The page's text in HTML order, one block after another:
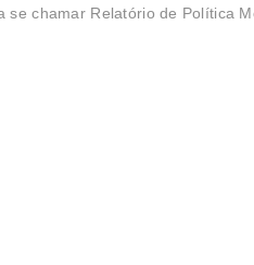
chamar Relatório de Política